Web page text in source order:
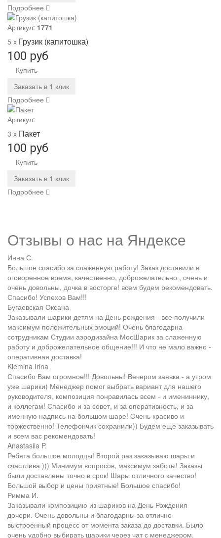
Подробнее
Артикул: 1771
5 x Грузик (капитошка)
100 руб
Купить
Заказать в 1 клик
Подробнее
Артикул:
3 x Пакет
100 руб
Купить
Заказать в 1 клик
Подробнее
Отзывы о нас на Яндексе
Инна С.
Большое спасибо за слаженную работу! Заказ доставили в
оговоренное время, качественно, доброжелательно , очень и
очень довольны, дочка в восторге! всем будем рекомендовать.
Спасибо! Успехов Вам!!!
Бугаевская Оксана
Заказывали шарики детям на День рождения - все получили
максимум положительных эмоций! Очень благодарна
сотрудникам Студии аэродизайна МосШарик за слаженную
работу и доброжелательное общение!!! И что не мало важно -
оперативная доставка!
Klemina Irina
Спасибо Вам огромное!!! Довольны! Вечером заявка - а утром
уже шарики) Менеджер помог выбрать вариант для нашего
руководителя, композиция понравилась всем - и имениннику,
и коллегам! Спасибо и за совет, и за оперативность, и за
именную надпись на большом шаре! Очень красиво и
торжественно! Телефончик сохранили)) Будем еще заказывать
и всем вас рекомендовать!
Anastasiia P.
Ребята большое молодцы! Второй раз заказываю шары и
счастлива ))) Минимум вопросов, максимум заботы! Заказы
были доставлены точно в срок! Шары отличного качество!
Большой выбор и цены приятные! Большое спасибо!
Римма И.
Заказывали композицию из шариков на День Рождения
дочери. Очень довольны и благодарны за отлично
выстроенный процесс от момента заказа до доставки. Было
очень удобно выбирать шарики через чат с менеджером.